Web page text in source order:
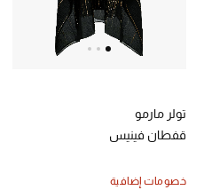
تولر مارمو
قفطان فينيس
خصومات إضافية